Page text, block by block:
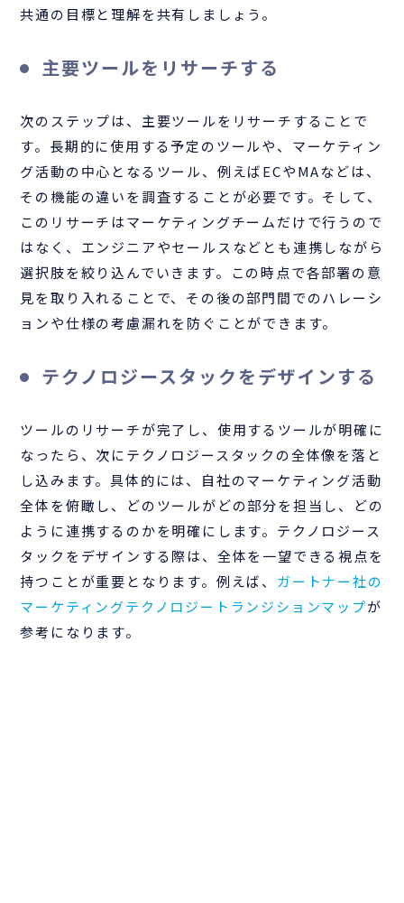
共通の目標と理解を共有しましょう。
主要ツールをリサーチする
次のステップは、主要ツールをリサーチすることで
す。長期的に使用する予定のツールや、マーケティン
グ活動の中心となるツール、例えばECやMAなどは、
その機能の違いを調査することが必要です。そして、
このリサーチはマーケティングチームだけで行うので
はなく、エンジニアやセールスなどとも連携しながら
選択肢を絞り込んでいきます。この時点で各部署の意
見を取り入れることで、その後の部門間でのハレーシ
ョンや仕様の考慮漏れを防ぐことができます。
テクノロジースタックをデザインする
ツールのリサーチが完了し、使用するツールが明確に
なったら、次にテクノロジースタックの全体像を落と
し込みます。具体的には、自社のマーケティング活動
全体を俯瞰し、どのツールがどの部分を担当し、どの
ように連携するのかを明確にします。テクノロジース
タックをデザインする際は、全体を一望できる視点を
持つことが重要となります。例えば、 ガートナー社の
マーケティングテクノロジートランジションマップが
参考になります。